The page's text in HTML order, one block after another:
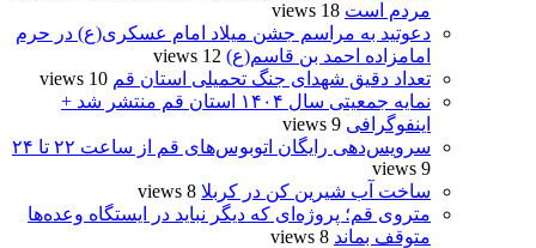
مردم است 18 views
دعوتید به مراسم جشن میلاد امام عسکری(ع) در حرم
امامزاده احمد بن قاسم(ع) 12 views
تعداد دقیق شهدای جنگ تحمیلی استان قم 10 views
نمایه جمعیتی سال ۱۴۰۴ استان قم منتشر شد +
اینفوگرافی 9 views
سرویس‌دهی رایگان اتوبوس‌های قم از ساعت ۲۲ تا ۲۴
9 views
ساخت آب شیرین کن در کربلا 8 views
متروی قم؛ پروژه‌ای که دیگر نباید در ایستگاه وعده‌ها
متوقف بماند 8 views